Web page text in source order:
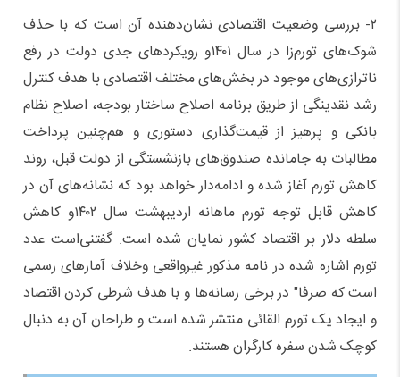
۲- بررسی‌ وضعیت اقتصادی نشان‌دهنده آن است که با حذف
شوک‌های تورم‌زا در سال ۱۴۰۱و رویکردهای جدی دولت در رفع
ناترازی‌های موجود در بخش‌های مختلف اقتصادی با هدف کنترل
رشد نقدینگی از طریق برنامه اصلاح ساختار بودجه، اصلاح نظام
بانکی و پرهیز از قیمت‌گذاری دستوری و هم‌چنین پرداخت
مطالبات به جامانده صندوق‌های بازنشستگی از دولت‌ قبل، روند
کاهش تورم آغاز شده و ادامه‌دار خواهد بود که نشانه‌های آن در
کاهش قابل توجه تورم ماهانه اردیبهشت سال ۱۴۰۲و کاهش
سلطه دلار بر اقتصاد کشور نمایان شده است. گفتنی‌است عدد
تورم اشاره شده در نامه مذکور غیرواقعی وخلاف آمارهای رسمی
است که صرفا" در برخی رسانه‌ها و با هدف شرطی کردن اقتصاد
و ایجاد یک تورم القائی منتشر شده است و طراحان آن به دنبال
کوچک شدن سفره کارگران هستند.